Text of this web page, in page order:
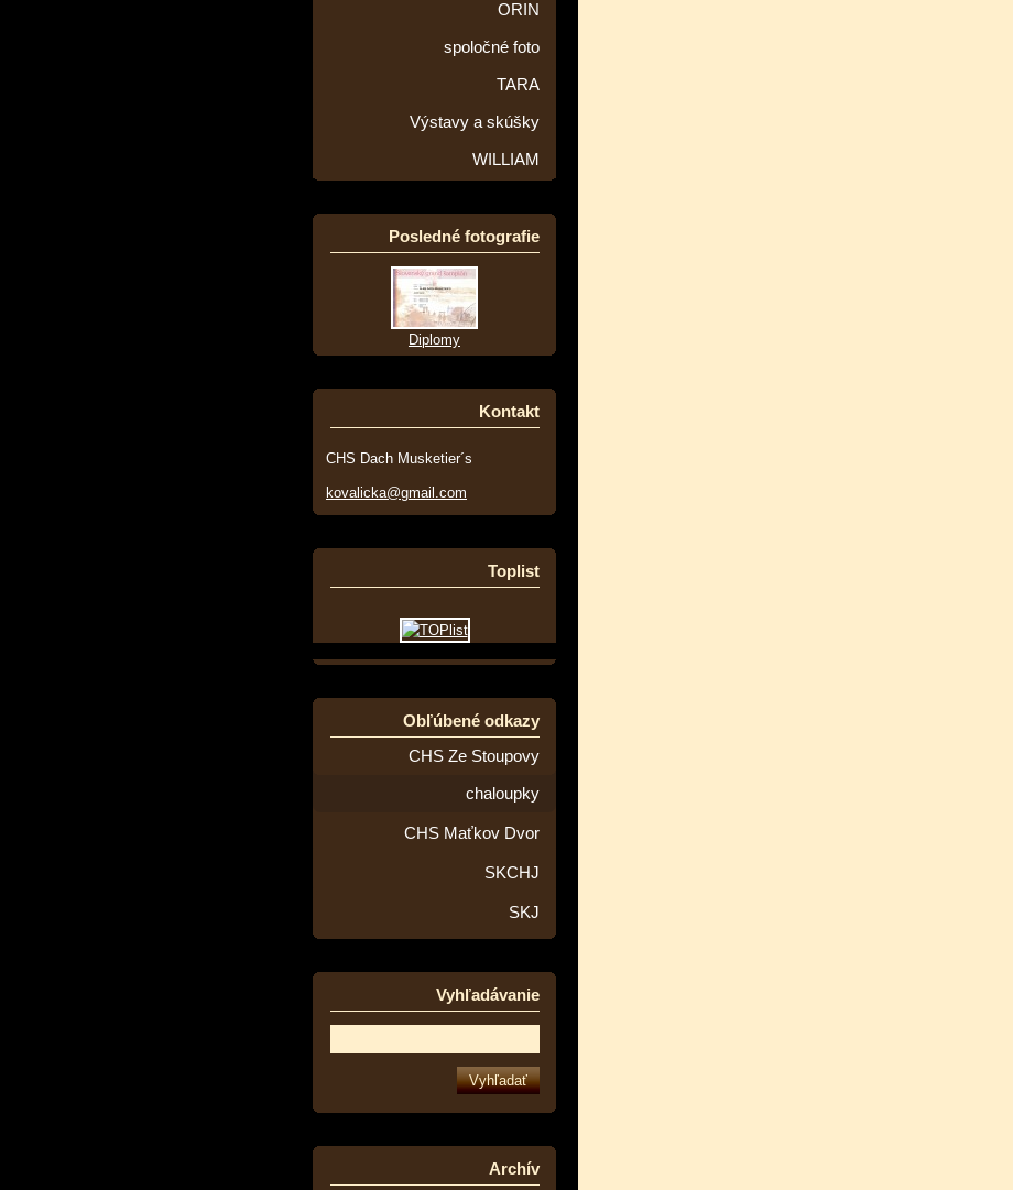
ORIN
spoločné foto
TARA
Výstavy a skúšky
WILLIAM
Posledné fotografie
Diplomy
Kontakt
CHS Dach Musketier´s
kovalicka@gmail.com
Toplist
Obľúbené odkazy
CHS Ze Stoupovy
chaloupky
CHS Maťkov Dvor
SKCHJ
SKJ
Vyhľadávanie
Archív